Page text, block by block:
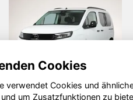
Cookies
verwendet Cookies und
um Zusatzfunktionen zu